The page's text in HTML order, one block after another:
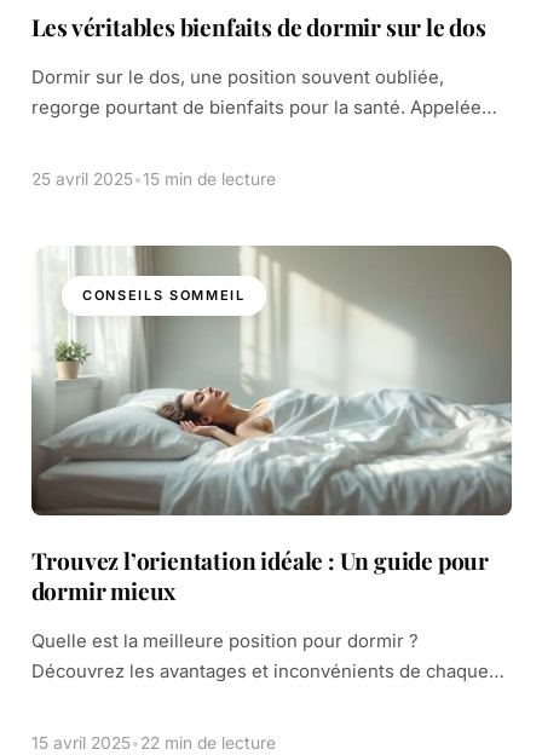
Les véritables bienfaits de dormir sur le dos
Dormir sur le dos, une position souvent oubliée,
regorge pourtant de bienfaits pour la santé. Appelée
la colonne vertébrale. Imaginez votre colonne […]
25 avril 2025•15 min de lecture
CONSEILS SOMMEIL
Trouvez l’orientation idéale : Un guide pour
dormir mieux
Quelle est la meilleure position pour dormir ?
Découvrez les avantages et inconvénients de chaque
Ce guide pratique explore huit positions distinctes : […]
15 avril 2025•22 min de lecture